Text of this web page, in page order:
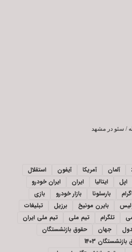
/ سئو در مشهد
آلمان آمریکا آیفون
استقلال
اپل ایتالیا ایران
ایران خودرو
بارسلونا بازار خودرو
بازی
بایرن مونیخ برزیل
تبلیغات
تلگرام تیم ملی
تیم ملی ایران
جهان
حقوق بازنشستگان
1403